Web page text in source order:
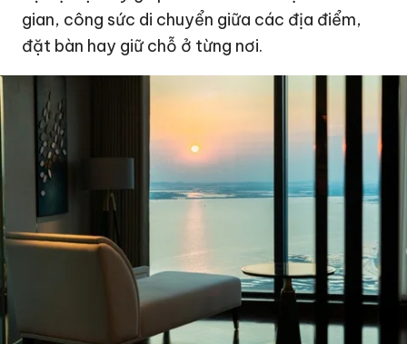
gian, công sức di chuyển giữa các địa điểm,
đặt bàn hay giữ chỗ ở từng nơi.